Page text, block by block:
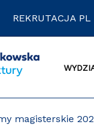
REKRUTACJA PL
magisterskie